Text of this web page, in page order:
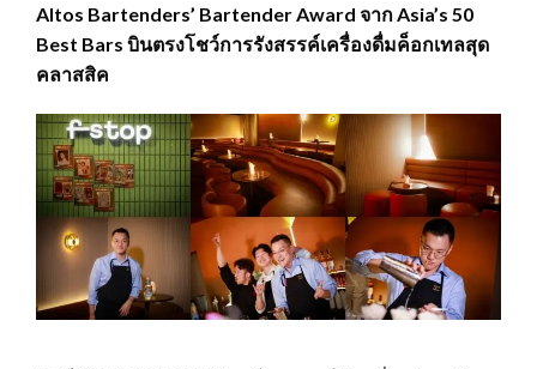
Altos Bartenders’ Bartender Award จาก Asia’s 50
Best Bars บินตรงโชว์การรังสรรค์เครื่องดื่มค็อกเทลสุด
คลาสสิค